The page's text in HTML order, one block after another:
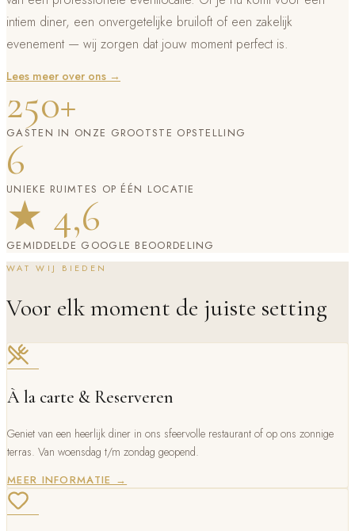
intiem diner, een onvergetelijke bruiloft of een zakelijk
evenement — wij zorgen dat jouw moment perfect is.
Lees meer over ons →
250+
GASTEN IN ONZE GROOTSTE OPSTELLING
6
UNIEKE RUIMTES OP ÉÉN LOCATIE
★ 4,6
GEMIDDELDE GOOGLE BEOORDELING
WAT WIJ BIEDEN
Voor elk moment de juiste setting
À la carte & Reserveren
Geniet van een heerlijk diner in ons sfeervolle restaurant of op ons zonnige
terras. Van woensdag t/m zondag geopend.
MEER INFORMATIE →